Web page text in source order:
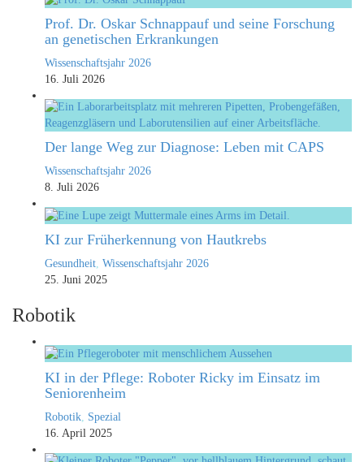
Prof. Dr. Oskar Schnappauf und seine Forschung
an genetischen Erkrankungen
Wissenschaftsjahr 2026
16. Juli 2026
Der lange Weg zur Diagnose: Leben mit CAPS
Wissenschaftsjahr 2026
8. Juli 2026
KI zur Früherkennung von Hautkrebs
Gesundheit Wissenschaftsjahr 2026
25. Juni 2025
Robotik
KI in der Pflege: Roboter Ricky im Einsatz im
Seniorenheim
Robotik Spezial
16. April 2025